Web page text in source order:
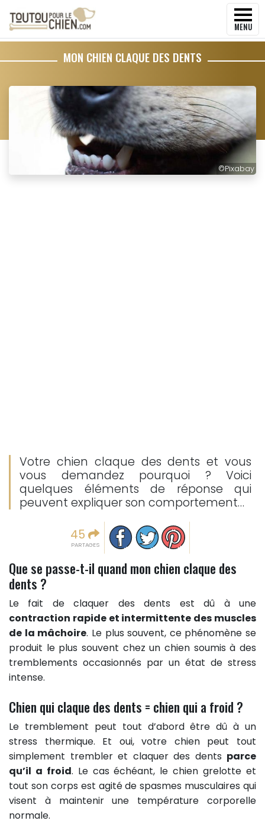
MENU
MON CHIEN CLAQUE DES DENTS
©Pixabay
Votre chien claque des dents et vous
vous demandez pourquoi ? Voici
quelques éléments de réponse qui
peuvent expliquer son comportement…
45
PARTAGES
Partager sur facebook
Partager sur Twitter
Epingler sur Pinterest
Que se passe-t-il quand mon chien claque des
dents ?
Le fait de claquer des dents est dû à une
contraction rapide et intermittente des muscles
de la mâchoire. Le plus souvent, ce phénomène se
produit le plus souvent chez un chien soumis à des
tremblements occasionnés par un état de stress
intense.
Chien qui claque des dents = chien qui a froid ?
Le tremblement peut tout d’abord être dû à un
stress thermique. Et oui, votre chien peut tout
simplement trembler et claquer des dents parce
qu’il a froid. Le cas échéant, le chien grelotte et
tout son corps est agité de spasmes musculaires qui
visent à maintenir une température corporelle
normale.